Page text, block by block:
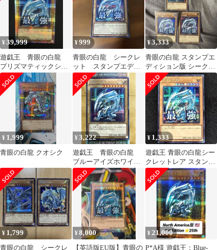
¥39,999
遊戯王 青眼の白龍
プリズマティックシー
クレットレア スタン
プ 最強
¥999
青眼の白龍 シークレ
ット スタンプエディ
ション
¥3,333
青眼の白龍 スタンプエ
ディション版 シークレ
ット3枚セット
¥ 1,999
青眼の白龍 クオシク
¥3,222
遊戯王 青眼の白龍
ブルーアイズホワイト
ドラゴン シークレッ
トレア 15AX
¥ 1,333
遊戯王 青眼の白龍シー
クレットレア スタンプ
エディション
¥ 1,799
青眼の白龍 シークレ
¥8,000
【英語版EU版】青眼の
¥21,000
P*A様 遊戯王：Blue-